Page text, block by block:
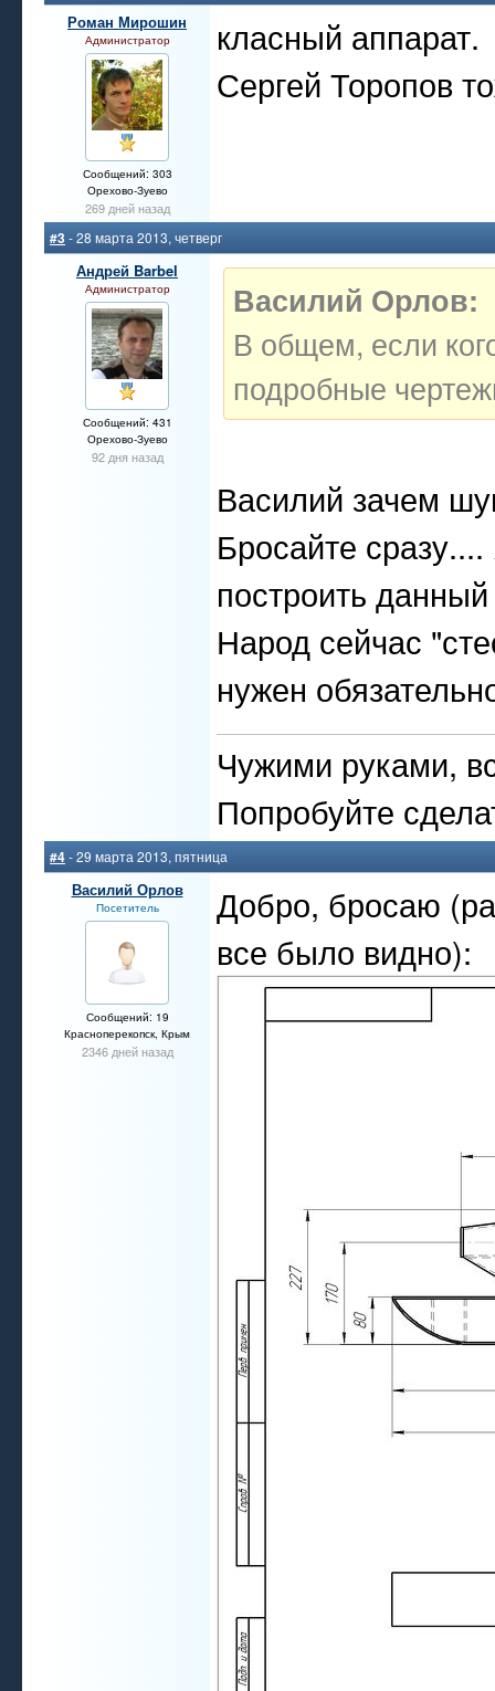
Роман Мирошин
Администратор
Сообщений: 303
Орехово-Зуево
269 дней назад
класный аппарат.
Сергей Торопов
#3- 28 марта 2013, четверг
Андрей Barbel
Администратор
Сообщений: 431
Орехово-Зуево
92 дня назад
Василий Орлов:
В общем, если
подробные
Василий зачем
Бросайте
построить
Народ сейчас
нужен
Чужими руками,
Попробуйте
#4- 29 марта 2013, пятница
Василий Орлов
Посетитель
Сообщений: 19
Красноперекопск, Крым
2346 дней назад
Добро, бросаю
все было видно):